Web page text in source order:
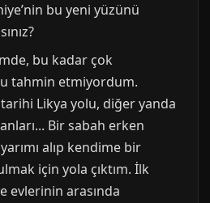
bu yeni yüzünü
bu kadar çok
tahmin etmiyordum.
Likya yolu, diğer yanda
Bir sabah erken
alıp kendime bir
için yola çıktım. İlk
evlerinin arasında